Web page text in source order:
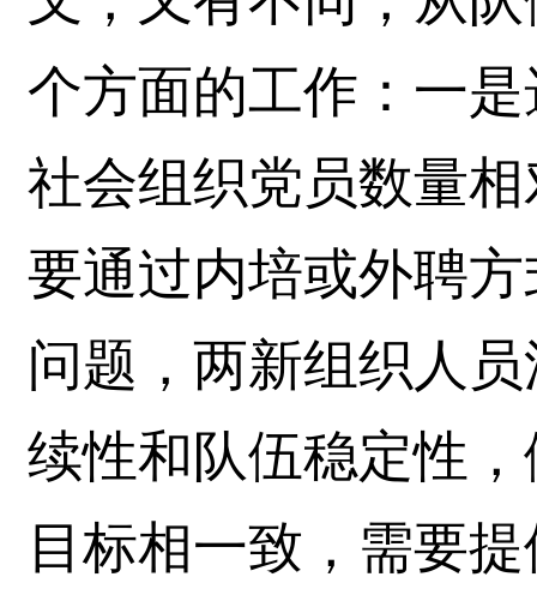
个方面的工作：一
社会组织党员数量
要通过内培或外聘
问题，两新组织人
续性和队伍稳定性
目标相一致，需要